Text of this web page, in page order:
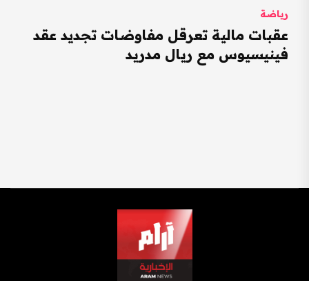
رياضة
عقبات مالية تعرقل مفاوضات تجديد عقد
فينيسيوس مع ريال مدريد